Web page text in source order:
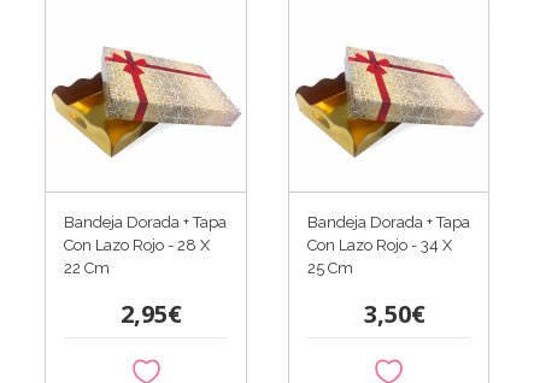
Bandeja Dorada + Tapa
Con Lazo Rojo - 28 X
22 Cm
2,95€
Bandeja Dorada + Tapa
Con Lazo Rojo - 34 X
25 Cm
3,50€